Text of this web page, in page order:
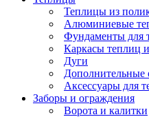
Теплицы из
Алюминиевые
Фундаменты для
Каркасы теплиц
Дуги
Дополнительные
Аксессуары для
Заборы и ограждения
Ворота и калитки